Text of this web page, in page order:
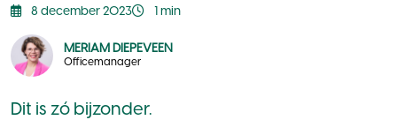
MERIAM DIEPEVEEN
Officemanager
8 december 2023 1 min
Dit is zó bijzonder.